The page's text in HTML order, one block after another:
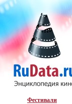
Фестивали